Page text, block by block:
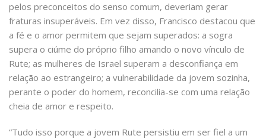
pelos preconceitos do senso comum, deveriam gerar
fraturas insuperáveis. Em vez disso, Francisco destacou que
a fé e o amor permitem que sejam superados: a sogra
supera o ciúme do próprio filho amando o novo vínculo de
Rute; as mulheres de Israel superam a desconfiança em
relação ao estrangeiro; a vulnerabilidade da jovem sozinha,
perante o poder do homem, reconcilia-se com uma relação
cheia de amor e respeito.
“Tudo isso porque a jovem Rute persistiu em ser fiel a um